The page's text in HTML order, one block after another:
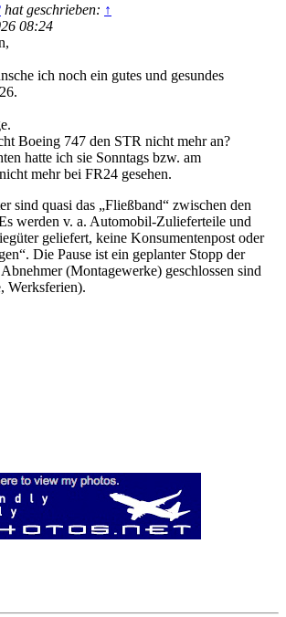
hat geschrieben: ↑
08:24
ich noch ein gutes und gesundes
Boeing 747 den STR nicht mehr an?
hatte ich sie Sonntags bzw. am
mehr bei FR24 gesehen.
sind quasi das „Fließband“ zwischen den
werden v. a. Automobil-Zulieferteile und
geliefert, keine Konsumentenpost oder
Die Pause ist ein geplanter Stopp der
(Montagewerke) geschlossen sind
Werksferien).